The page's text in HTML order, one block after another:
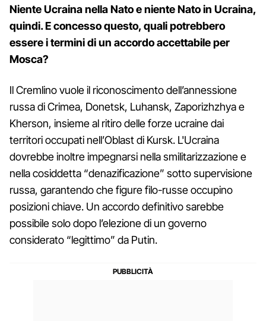
Niente Ucraina nella Nato e niente Nato in Ucraina,
quindi. E concesso questo, quali potrebbero
essere i termini di un accordo accettabile per
Mosca?
Il Cremlino vuole il riconoscimento dell’annessione
russa di Crimea, Donetsk, Luhansk, Zaporizhzhya e
Kherson, insieme al ritiro delle forze ucraine dai
territori occupati nell’Oblast di Kursk. L'Ucraina
dovrebbe inoltre impegnarsi nella smilitarizzazione e
nella cosiddetta “denazificazione” sotto supervisione
russa, garantendo che figure filo-russe occupino
posizioni chiave. Un accordo definitivo sarebbe
possibile solo dopo l’elezione di un governo
considerato “legittimo” da Putin.